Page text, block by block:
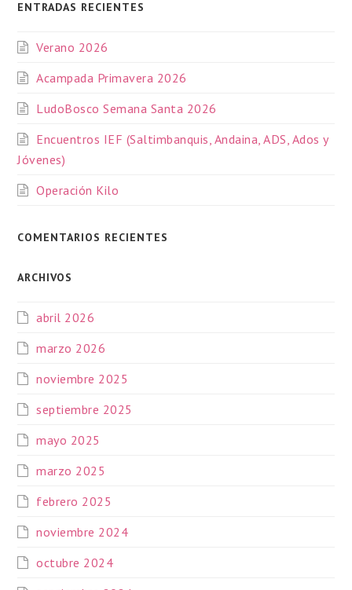
ENTRADAS RECIENTES
Verano 2026
Acampada Primavera 2026
LudoBosco Semana Santa 2026
Encuentros IEF (Saltimbanquis, Andaina, ADS, Ados y
Jóvenes)
Operación Kilo
COMENTARIOS RECIENTES
ARCHIVOS
abril 2026
marzo 2026
noviembre 2025
septiembre 2025
mayo 2025
marzo 2025
febrero 2025
noviembre 2024
octubre 2024